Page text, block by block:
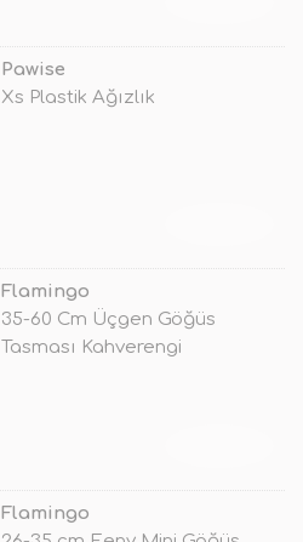
Pawise
Xs Plastik Ağızlık
Flamingo
35-60 Cm Üçgen Göğüs
Tasması Kahverengi
Flamingo